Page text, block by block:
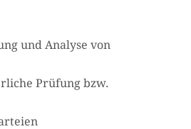
und Analyse von
Prüfung bzw.